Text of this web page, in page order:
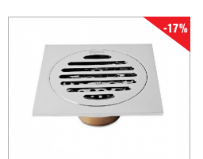
-17%